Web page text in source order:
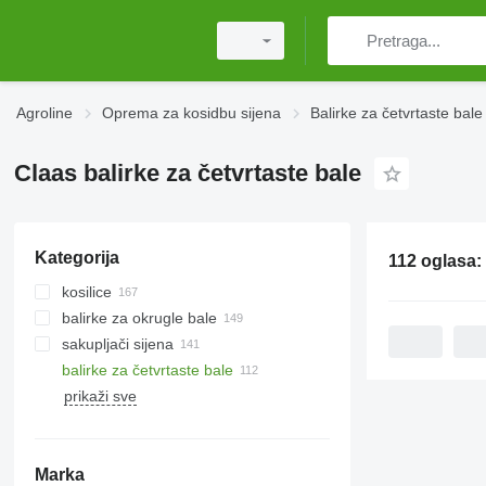
Agroline Oprema za kosidbu sijena Balirke za četvrtaste bale
Claas balirke za četvrtaste bale
Kategorija
kosilice
rotacione kosilice
roto-kosačice s gnječilom
samohodne kosilice
balirke za okrugle bale
sakupljači sijena
balirke za četvrtaste bale
prikaži sve
Marka
112 oglasa: